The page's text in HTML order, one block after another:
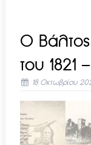
Ο
του 1821
18 Οκτωβρίου